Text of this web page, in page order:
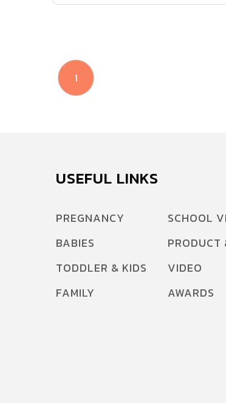
เจ้าหน้าที่ปศุสัตว์ ได้สอบสวนโรคแท้งติดต่
มีฟาร์มเลี้ยงแพะหลายแห่งหรือเด็กอาจจะดื่
แพะที่ไม่ผ่านการต้มฆ่าเชื้อ อธิบดีกรมปศุสัต
ระดมเจ้าหน้าที่เข้าพื้นที่ เจาะเลือดแพะทุก
แท้ง” “โรคแท้งติดต่อ” เป็นโรคติดต่อเรื้อรัง
ควรสังเกตของโรคนี้ คือ สัตว์จะแท้งลูกในช่ว
ของการตั้งท้องและอัตราการผสมติดในฝูง
และเนื่องจากโรคนี้สามารถติดต่อถึงคนได้ โ
กระดูก เนื้อเยื่อ และอวัยวะในระบบต่างๆ เมื่
1
USEFUL LINKS
PREGNANCY
BABIES
TODDLER & KIDS
FAMILY
SCHOOL
PRODUCT
VIDEO
AWARDS